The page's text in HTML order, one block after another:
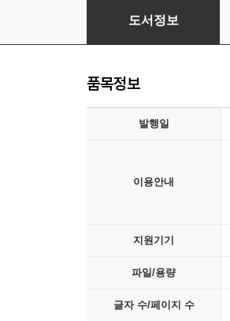
공황이 올 때 10분 대응
도서정보
품목정보
발행일
이용안내
지원기기
파일/용량
글자 수/페이지 수